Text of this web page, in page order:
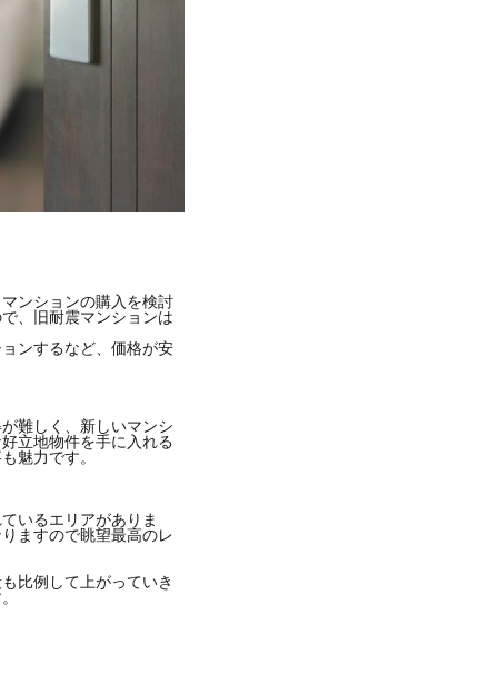
ンションの購入を検討
、旧耐震マンションは
ンするなど、価格が安
難しく、新しいマンシ
立地物件を手に入れる
魅力です。
いるエリアがありま
ますので眺望最高のレ
比例して上がっていき